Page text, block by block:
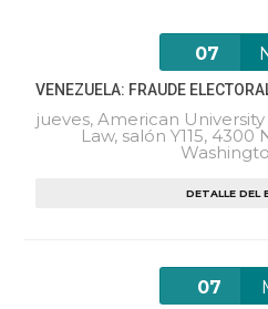
07
VENEZUELA: FRAUDE
jueves, American
Law, salón Y115,
DETALLE DEL
07